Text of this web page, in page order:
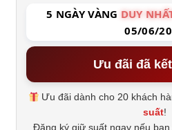
5 NGÀY VÀNG DUY
05/06/
Ưu đãi đã
Ưu đãi dành cho 20 khách
suất!
Đăng ký giữ suất ngay nếu